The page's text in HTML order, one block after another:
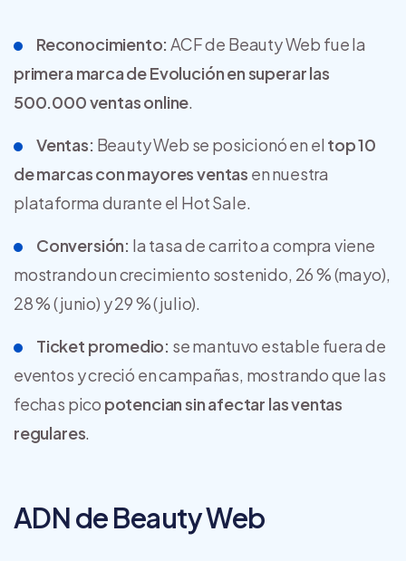
Reconocimiento: ACF de Beauty Web fue la
primera marca de Evolución en superar las
500.000 ventas online
Ventas: Beauty Web se posicionó en el top 10
de marcas con mayores ventas en nuestra
plataforma durante el Hot Sale.
Conversión: la tasa de carrito a compra viene
mostrando un crecimiento sostenido, 26 % (mayo),
28 % (junio) y 29 % (julio).
Ticket promedio: se mantuvo estable fuera de
eventos y creció en campañas, mostrando que las
fechas pico potencian sin afectar las ventas
regulares
ADN de Beauty Web